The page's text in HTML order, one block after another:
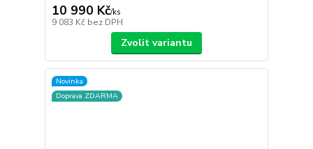
10 990 Kč/ks
9 083 Kč bez DPH
Zvolit variantu
Novinka
Doprava ZDARMA